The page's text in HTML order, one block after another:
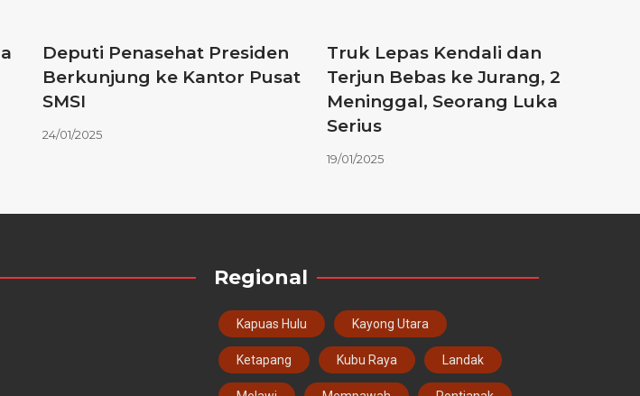
Deputi Penasehat Presiden
Berkunjung ke Kantor Pusat
SMSI
24/01/2025
Truk Lepas Kendali dan
Terjun Bebas ke Jurang, 2
Meninggal, Seorang Luka
Serius
19/01/2025
Regional
Kapuas Hulu Kayong Utara
Ketapang Kubu Raya Landak